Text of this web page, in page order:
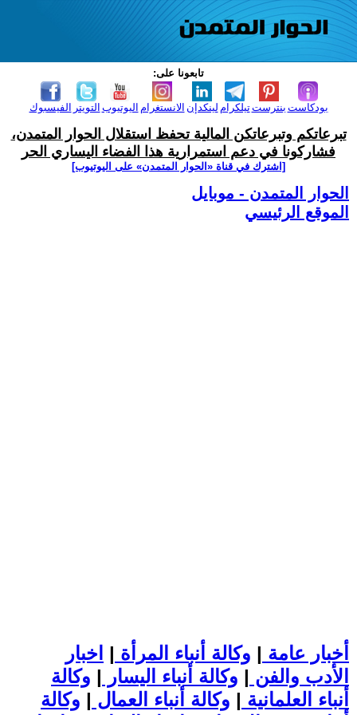
تابعونا على:
الفيسبوك التويتر اليوتيوب الانستغرام لينكدإن تيلكرامبنترست بودكاست
تبرعاتكم وتبرعاتكن المالية تحفظ استقلال الحوار المتمدن،
فشاركونا في دعم استمرارية هذا الفضاء اليساري الحر
[اشترك في قناة ‫«الحوار المتمدن» على اليوتيوب]
الحوار المتمدن - موبايل
الموقع الرئيسي
أخبار عامة | وكالة أنباء المرأة | اخبار
الأدب والفن | وكالة أنباء اليسار | وكالة
أنباء العلمانية | وكالة أنباء العمال | وكالة